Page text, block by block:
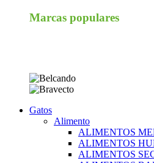
Marcas populares
Gatos
Alimento
ALIMENTOS
ALIMENTOS
ALIMENTOS